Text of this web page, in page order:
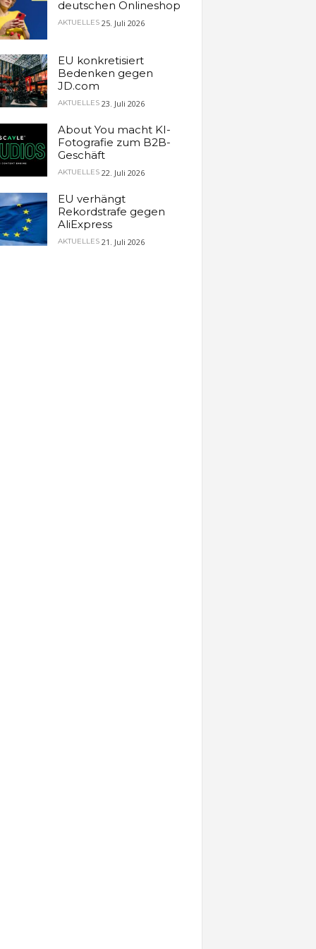
deutschen Onlineshop
AKTUELLES 25. Juli 2026
EU konkretisiert
Bedenken gegen
JD.com
AKTUELLES 23. Juli 2026
About You macht KI-
Fotografie zum B2B-
Geschäft
AKTUELLES 22. Juli 2026
EU verhängt
Rekordstrafe gegen
AliExpress
AKTUELLES 21. Juli 2026